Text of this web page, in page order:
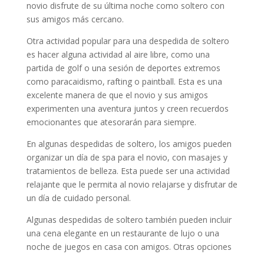
novio disfrute de su última noche como soltero con
sus amigos más cercano.
Otra actividad popular para una despedida de soltero
es hacer alguna actividad al aire libre, como una
partida de golf o una sesión de deportes extremos
como paracaidismo, rafting o paintball. Esta es una
excelente manera de que el novio y sus amigos
experimenten una aventura juntos y creen recuerdos
emocionantes que atesorarán para siempre.
En algunas despedidas de soltero, los amigos pueden
organizar un día de spa para el novio, con masajes y
tratamientos de belleza. Esta puede ser una actividad
relajante que le permita al novio relajarse y disfrutar de
un día de cuidado personal.
Algunas despedidas de soltero también pueden incluir
una cena elegante en un restaurante de lujo o una
noche de juegos en casa con amigos. Otras opciones